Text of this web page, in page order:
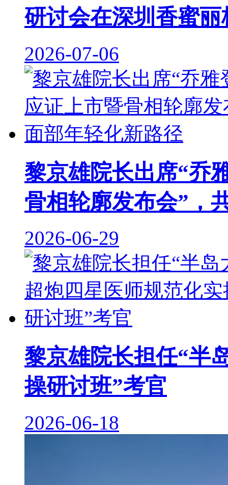
研讨会在深圳香蜜
2026-07-06
黎京雄院长出席“乔
骨相轮廓发布会”，
2026-06-29
黎京雄院长担任“半
操研讨班”考官
2026-06-18